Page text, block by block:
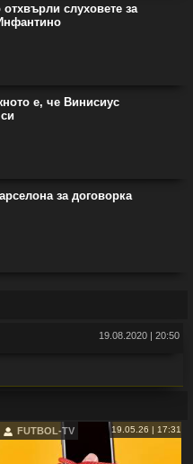
слуховете за
е, че Винисиус
за договорка
19.08.2020 | 20:50
ще спечели Златната топка
FUTBOL-TV 19.05.26 | 17:31